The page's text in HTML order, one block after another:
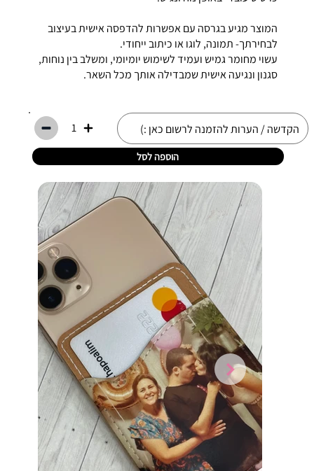
המוצר מגיע בגרסה עם אפשרות להדפסה אישית בעיצוב
לבחירתך- תמונה, לוגו או כיתוב ייחודי.
עשוי מחומר גמיש ועמיד לשימוש יומיומי, ומשלב בין נוחות,
סגנון ונגיעה אישית שמבדילה אותך מכל השאר.
1
הוספה לסל